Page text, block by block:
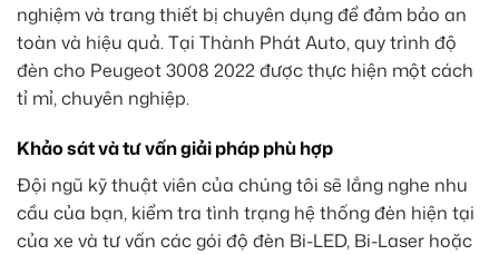
nghiệm và trang thiết bị chuyên dụng để đảm bảo an
toàn và hiệu quả. Tại Thành Phát Auto, quy trình độ
đèn cho Peugeot 3008 2022 được thực hiện một cách
tỉ mỉ, chuyên nghiệp.
Khảo sát và tư vấn giải pháp phù hợp
Đội ngũ kỹ thuật viên của chúng tôi sẽ lắng nghe nhu
cầu của bạn, kiểm tra tình trạng hệ thống đèn hiện tại
của xe và tư vấn các gói độ đèn Bi-LED, Bi-Laser hoặc